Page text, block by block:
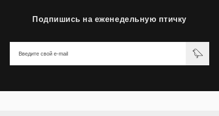
Подпишись на еженедельную птичку